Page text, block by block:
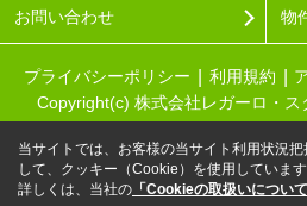
お問い合わせ 物
プライバシーポリシー 利用規約
Copyright(c) 株式会社レガーロ・ス
当サイトでは、お客様の当サイト利用状況
して、クッキー（Cookie）を使用しています
詳しくは、当社の 「Cookieの取扱いについて